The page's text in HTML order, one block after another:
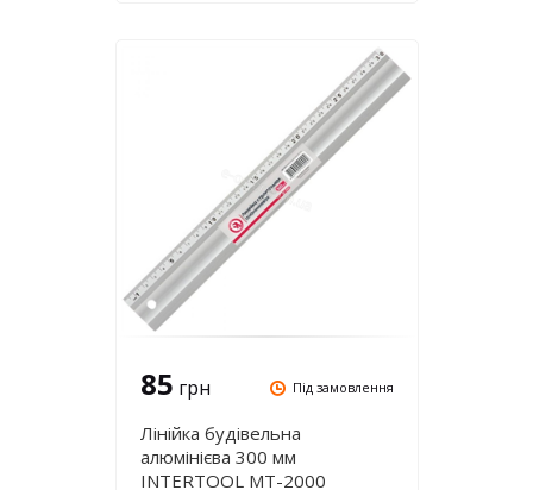
85 грн Під замовлення
Лінійка будівельна
алюмінієва 300 мм
INTERTOOL MT-2000